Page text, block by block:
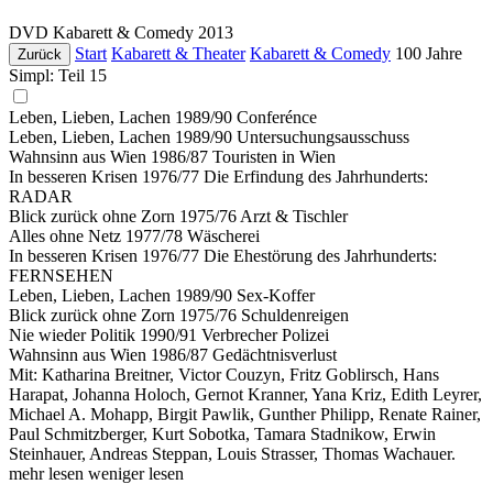
DVD Kabarett & Comedy 2013
Zurück Start Kabarett & Theater Kabarett & Comedy 100 Jahre
Simpl: Teil 15
Leben, Lieben, Lachen 1989/90 Conferénce
Leben, Lieben, Lachen 1989/90 Untersuchungsausschuss
Wahnsinn aus Wien 1986/87 Touristen in Wien
In besseren Krisen 1976/77 Die Erfindung des Jahrhunderts:
RADAR
Blick zurück ohne Zorn 1975/76 Arzt & Tischler
Alles ohne Netz 1977/78 Wäscherei
In besseren Krisen 1976/77 Die Ehestörung des Jahrhunderts:
FERNSEHEN
Leben, Lieben, Lachen 1989/90 Sex-Koffer
Blick zurück ohne Zorn 1975/76 Schuldenreigen
Nie wieder Politik 1990/91 Verbrecher Polizei
Wahnsinn aus Wien 1986/87 Gedächtnisverlust
Mit: Katharina Breitner, Victor Couzyn, Fritz Goblirsch, Hans
Harapat, Johanna Holoch, Gernot Kranner, Yana Kriz, Edith Leyrer,
Michael A. Mohapp, Birgit Pawlik, Gunther Philipp, Renate Rainer,
Paul Schmitzberger, Kurt Sobotka, Tamara Stadnikow, Erwin
Steinhauer, Andreas Steppan, Louis Strasser, Thomas Wachauer.
mehr lesen weniger lesen